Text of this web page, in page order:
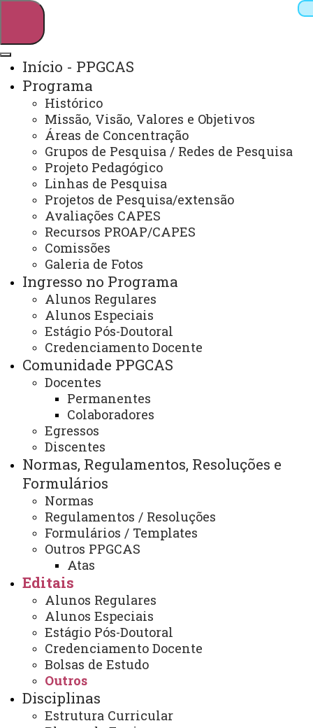
Webmail Sistemas
Telefones
Arquivo Virtual
Campus
Início - PPGCAS
Programa
Histórico
Missão, Visão, Valores e Objetivos
Áreas de Concentração
Grupos de Pesquisa / Redes de Pesquisa
Projeto Pedagógico
Linhas de Pesquisa
Projetos de Pesquisa/extensão
Avaliações CAPES
Recursos PROAP/CAPES
Comissões
Galeria de Fotos
Ingresso no Programa
Alunos Regulares
Alunos Especiais
Estágio Pós-Doutoral
Credenciamento Docente
Comunidade PPGCAS
Docentes
Permanentes
Colaboradores
Egressos
Discentes
Normas, Regulamentos, Resoluções e
Formulários
Normas
Regulamentos / Resoluções
Formulários / Templates
Outros PPGCAS
Atas
Editais
Alunos Regulares
Alunos Especiais
Estágio Pós-Doutoral
Credenciamento Docente
Bolsas de Estudo
Outros
Disciplinas
Estrutura Curricular
Mestrado em Ciências Aplicadas à Saúde
Edital 010/2024-Torna público o
edital de seleção de
pesquisadores e/ou docentes
para fins de participação junto
ao evento Mostra de trabalhos
34th IFSCC
Edital 010/2024-Torna público o edital de
seleção de pesquisadores e/ou docentes para fins de
participação junto ao evento Mostra de trabalhos 34th
IFSCC.pdf
ATUALIZAÇÃO MAIS RECENTE: 21 DE FEVEREIRO
DE 2025
ACESSOS: 4762
Contato:
(46) 3520-0718
13:00 às 17:00